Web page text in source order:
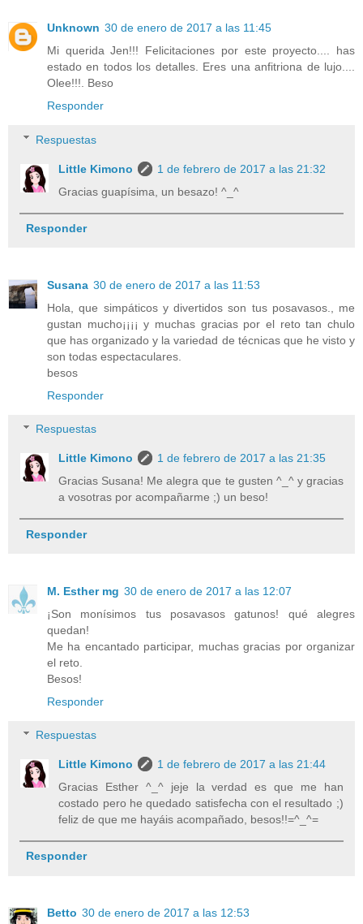
Unknown 30 de enero de 2017 a las 11:45
Mi querida Jen!!! Felicitaciones por este proyecto.... has
estado en todos los detalles. Eres una anfitriona de lujo....
Olee!!!. Beso
Responder
Respuestas
Little Kimono
1 de febrero de 2017 a las 21:32
Gracias guapísima, un besazo! ^_^
Responder
Susana 30 de enero de 2017 a las 11:53
Hola, que simpáticos y divertidos son tus posavasos., me
gustan mucho¡¡¡¡ y muchas gracias por el reto tan chulo
que has organizado y la variedad de técnicas que he visto y
son todas espectaculares.
besos
Responder
Respuestas
Little Kimono
1 de febrero de 2017 a las 21:35
Gracias Susana! Me alegra que te gusten ^_^ y gracias
a vosotras por acompañarme ;) un beso!
Responder
M. Esther mg 30 de enero de 2017 a las 12:07
¡Son monísimos tus posavasos gatunos! qué alegres
quedan!
Me ha encantado participar, muchas gracias por organizar
el reto.
Besos!
Responder
Respuestas
Little Kimono
1 de febrero de 2017 a las 21:44
Gracias Esther ^_^ jeje la verdad es que me han
costado pero he quedado satisfecha con el resultado ;)
feliz de que me hayáis acompañado, besos!!=^_^=
Responder
Betto 30 de enero de 2017 a las 12:53